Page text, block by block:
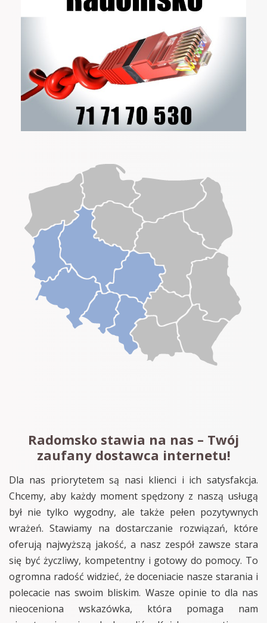
Radomsko stawia na nas – Twój
zaufany dostawca internetu!
Dla nas priorytetem są nasi klienci i ich satysfakcja.
Chcemy, aby każdy moment spędzony z naszą usługą
był nie tylko wygodny, ale także pełen pozytywnych
wrażeń. Stawiamy na dostarczanie rozwiązań, które
oferują najwyższą jakość, a nasz zespół zawsze stara
się być życzliwy, kompetentny i gotowy do pomocy. To
ogromna radość widzieć, że doceniacie nasze starania i
polecacie nas swoim bliskim. Wasze opinie to dla nas
nieoceniona wskazówka, która pomaga nam